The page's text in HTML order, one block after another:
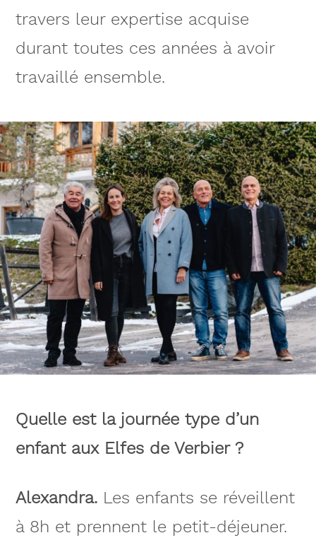
travers leur expertise acquise
durant toutes ces années à avoir
travaillé ensemble.
Quelle est la journée type d’un
enfant aux Elfes de ­Verbier ?
Alexandra. Les enfants se réveillent
à 8h et prennent le petit-déjeuner.